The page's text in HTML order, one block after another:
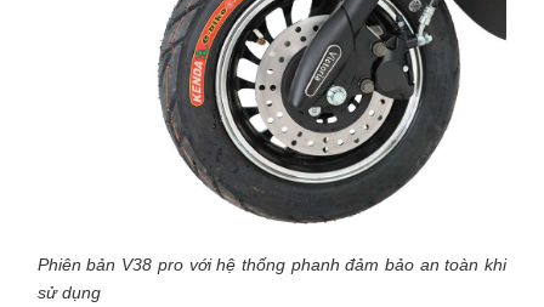
Phiên bản V38 pro với hệ thống phanh đảm bảo an toàn khi
sử dụng